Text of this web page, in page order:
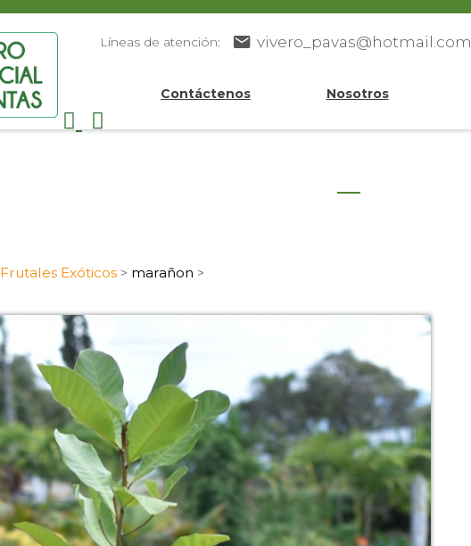
Líneas de atención: vivero_pavas@hotmail.com
Contáctenos Nosotros
Frutales Exóticos > marañon >